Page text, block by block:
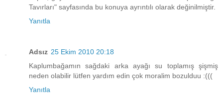
Tavırları" sayfasında bu konuya ayrıntılı olarak değinilmiştir.
Yanıtla
Adsız 25 Ekim 2010 20:18
Kaplumbağamın sağdaki arka ayağı su toplamış şişmiş
neden olabilir lütfen yardım edin çok moralim bozulduu :(((
Yanıtla